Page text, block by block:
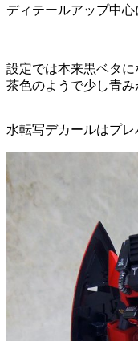
ディテールアップ中心
設定では本来黒ベタに
茶色のようで少し青
水転写デカールはプ